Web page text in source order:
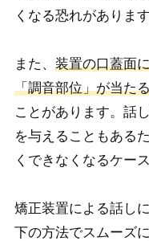
くなる恐れがあります
また、 装置の口蓋面
「調音部位」が当た
ことがあります。話
を与えることもある
くできなくなるケース
矯正装置による話し
下の方法でスムーズ